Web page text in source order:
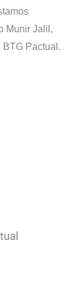
Munir Jalil,
Pactual.